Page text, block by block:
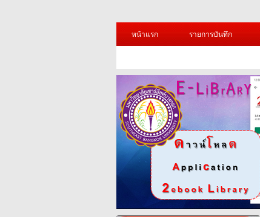
หน้าแรก
รายการบันทึก